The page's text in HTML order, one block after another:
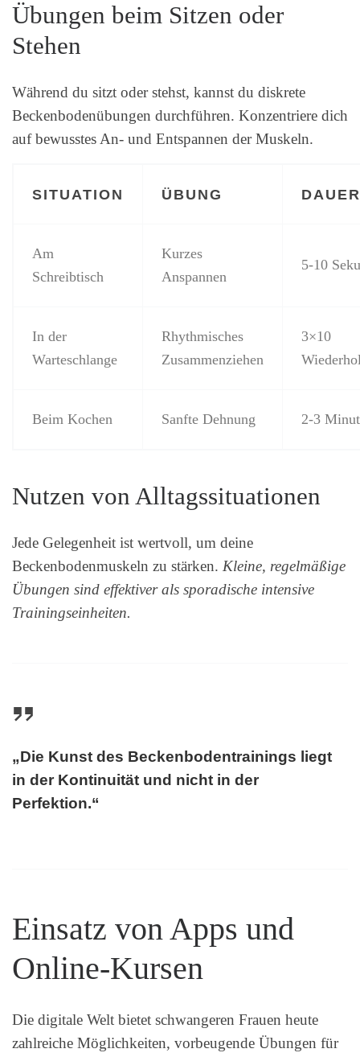
Übungen beim Sitzen oder
Stehen
Während du sitzt oder stehst, kannst du diskrete
Beckenbodenübungen durchführen. Konzentriere dich
auf bewusstes An- und Entspannen der Muskeln.
SITUATION ÜBUNG DAUER
Am
Schreibtisch
Kurzes
Anspannen
5-10
In der
Warteschlange
Rhythmisches
Zusammenziehen
3×10
Beim Kochen Sanfte Dehnung 2-3
Nutzen von Alltagssituationen
Jede Gelegenheit ist wertvoll, um deine
Beckenbodenmuskeln zu stärken. Kleine, regelmäßige
Übungen sind effektiver als sporadische intensive
Trainingseinheiten.
„Die Kunst des Beckenbodentrainings liegt
in der Kontinuität und nicht in der
Perfektion.“
Einsatz von Apps und
Online-Kursen
Die digitale Welt bietet schwangeren Frauen heute
zahlreiche Möglichkeiten, vorbeugende Übungen für